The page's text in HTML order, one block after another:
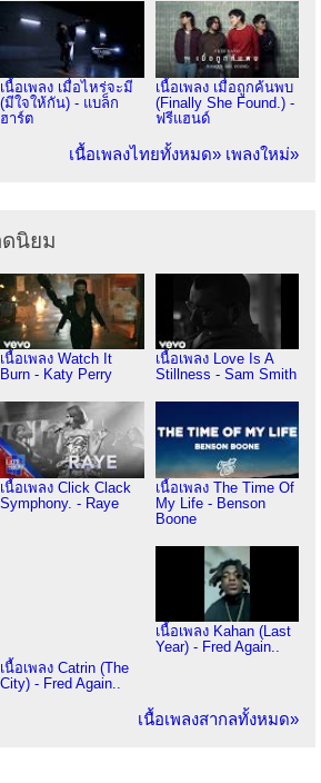
เนื้อเพลง เมื่อไหร่จะมี
(มีใจให้กัน) - แบล็ก
ฮาร์ต
เนื้อเพลง เมื่อถูกค้นพบ
(Finally She Found.) -
ฟรีแฮนด์
เนื้อเพลงไทยทั้งหมด» เพลงใหม่»
ดนิยม
เนื้อเพลง Watch It
Burn - Katy Perry
เนื้อเพลง Love Is A
Stillness - Sam Smith
เนื้อเพลง Click Clack
Symphony. - Raye
เนื้อเพลง The Time Of
My Life - Benson
Boone
เนื้อเพลง Catrin (The
City) - Fred Again..
เนื้อเพลง Kahan (Last
Year) - Fred Again..
เนื้อเพลงสากลทั้งหมด»